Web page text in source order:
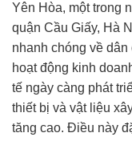
Yên Hòa, một trong
quận Cầu Giấy, Hà
nhanh chóng về
hoạt động kinh
tế ngày càng phát
thiết bị và vật liệu
tăng cao. Điều này